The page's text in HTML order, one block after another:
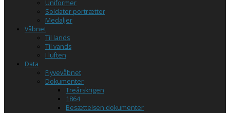
Uniformer
Soldater portrætter
Medaljer
Våbnet
Til lands
Til vands
I luften
Data
Flyvevåbnet
Dokumenter
Treårskrigen
1864
Besættelsen dokumenter